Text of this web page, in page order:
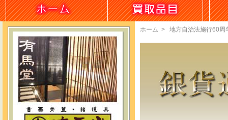
ホーム > 地方自治法施行60周